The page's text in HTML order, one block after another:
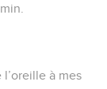
à mes